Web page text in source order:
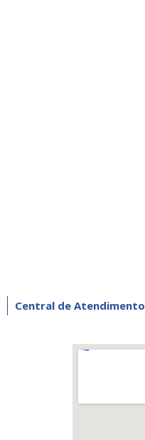
Central de Atendimento